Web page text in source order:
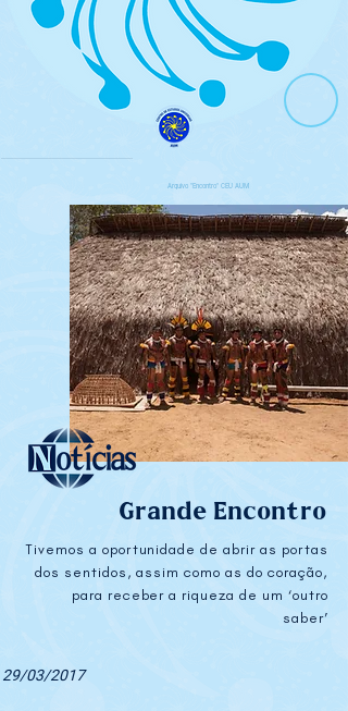
Arquivo "Encontro" CEU AUM
Grande Encontro
Tivemos a oportunidade de abrir as portas
dos sentidos, assim como as do coração,
para receber a riqueza de um ‘outro
saber’
29/03/2017